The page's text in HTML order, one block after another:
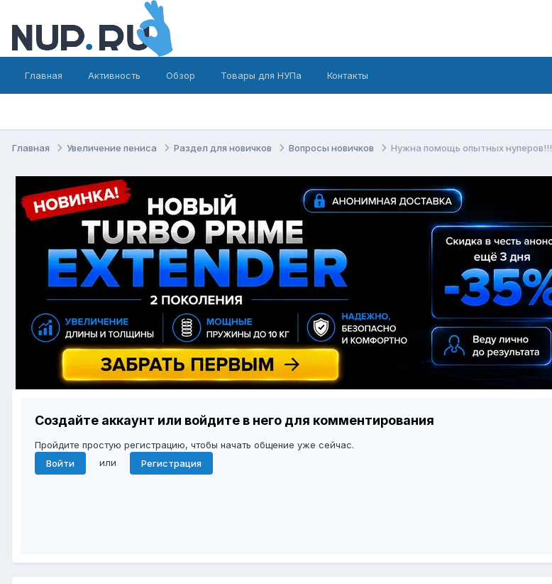
Главная Активность Обзор Товары для НУПа Контакты
Главная Увеличение пениса Раздел для новичков Вопросы новичков Нужна помощь опытных нуперов!!!
Создайте аккаунт или войдите в него для комментирования
Пройдите простую регистрацию, чтобы начать общение уже сейчас.
Войти
или Регистрация